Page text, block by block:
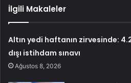
İlgili Makaleler
Altın yedi haftanın zirvesinde:
dışı istihdam sınavı
Ağustos 8, 2026